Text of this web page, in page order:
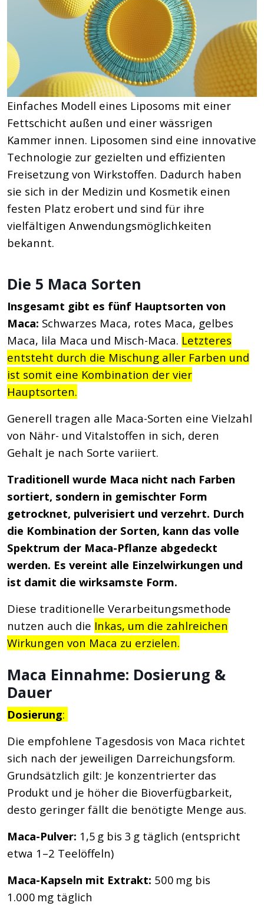
Einfaches Modell eines Liposoms mit einer
Fettschicht außen und einer wässrigen
Kammer innen. Liposomen sind eine innovative
Technologie zur gezielten und effizienten
Freisetzung von Wirkstoffen. Dadurch haben
sie sich in der Medizin und Kosmetik einen
festen Platz erobert und sind für ihre
vielfältigen Anwendungsmöglichkeiten
bekannt.
Die 5 Maca Sorten
Insgesamt gibt es fünf Hauptsorten von
Maca: Schwarzes Maca, rotes Maca, gelbes
Maca, lila Maca und Misch-Maca. Letzteres
entsteht durch die Mischung aller Farben und
ist somit eine Kombination der vier
Hauptsorten.
Generell tragen alle Maca-Sorten eine Vielzahl
von Nähr- und Vitalstoffen in sich, deren
Gehalt je nach Sorte variiert.
Traditionell wurde Maca nicht nach Farben
sortiert, sondern in gemischter Form
getrocknet, pulverisiert und verzehrt. Durch
die Kombination der Sorten, kann das volle
Spektrum der Maca-Pflanze abgedeckt
werden. Es vereint alle Einzelwirkungen und
ist damit die wirksamste Form.
Diese traditionelle Verarbeitungsmethode
nutzen auch die Inkas, um die zahlreichen
Wirkungen von Maca zu erzielen.
Maca Einnahme: Dosierung &
Dauer
Dosierung:
Die empfohlene Tagesdosis von Maca richtet
sich nach der jeweiligen Darreichungsform.
Grundsätzlich gilt: Je konzentrierter das
Produkt und je höher die Bioverfügbarkeit,
desto geringer fällt die benötigte Menge aus.
Maca-Pulver: 1,5 g bis 3 g täglich (entspricht
etwa 1–2 Teelöffeln)
Maca-Kapseln mit Extrakt: 500 mg bis
1.000 mg täglich